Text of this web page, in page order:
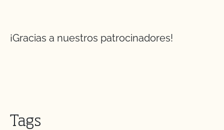
¡Gracias a nuestros patrocinadores!
Tags